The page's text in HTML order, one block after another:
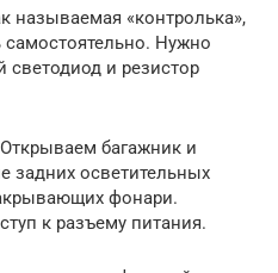
называемая «контролька»,
Нужно
и резистор
багажник и
задних осветительных
фонари.
к разъему питания.